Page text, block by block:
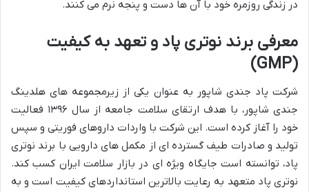
در زندگی روزمره خود با آن ها دست و پنجه نرم می کنند.
معرفی برند نوتری پاد و تعهد به کیفیت
(GMP)
شرکت پاد جندی شاپور به عنوان یکی از زیرمجموعه های هلدینگ
جندی شاپور، با هدف ارتقای سلامت جامعه از سال ۱۳۹۶ فعالیت
خود را آغاز کرده است. این شرکت با واردات داروهای فوریتی و سپس
تولید و صادرات طیف گسترده ای از مکمل های دارویی با برند نوتری
پاد، توانسته است جایگاه ویژه ای در بازار سلامت ایران کسب کند.
نوتری پاد متعهد به رعایت بالاترین استانداردهای کیفیت است و به